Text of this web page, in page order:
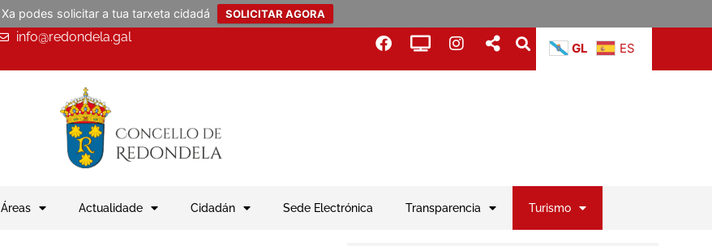
Xa podes solicitar a tua tarxeta cidadá SOLICITAR AGORA
info@redondela.gal
GL ES
Áreas Actualidade Cidadán Sede Electrónica Transparencia Turismo